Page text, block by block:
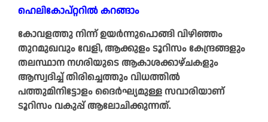
ഹെലികോപ്റ്ററിൽ കറങ്ങാം
കോവളത്തു നിന്ന് ഉയർന്നുപൊങ്ങി വിഴിഞ്ഞം
തുറമുഖവും വേളി,​ ആക്കുളം ടൂറിസം കേന്ദ്രങ്ങളും
തലസ്ഥാന നഗരിയുടെ ആകാശക്കാഴ്ചകളും
ആസ്വദിച്ച് തിരിച്ചെത്തും വിധത്തിൽ
പത്തുമിനിട്ടോളം ദൈർഘ്യമുള്ള സവാരിയാണ്
ടൂറിസം വകുപ്പ് ആലോചിക്കുന്നത്.